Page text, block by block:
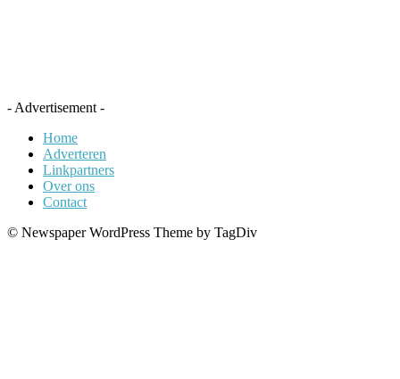
- Advertisement -
Home
Adverteren
Linkpartners
Over ons
Contact
© Newspaper WordPress Theme by TagDiv